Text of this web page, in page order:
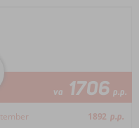
va 1706 p.p.
1892 p.p.